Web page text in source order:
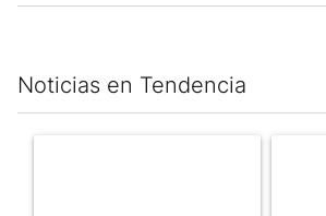
Noticias en Tendencia
Este listado muestra los artículos con más
Un artículo de tendencia con el título